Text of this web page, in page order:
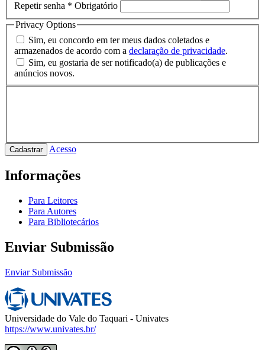
Repetir senha * Obrigatório
Privacy Options
armazenados de acordo com a declaração de privacidade.
anúncios novos.
Cadastrar Acesso
Informações
Para Leitores
Para Autores
Para Bibliotecários
Enviar Submissão
Enviar Submissão
Universidade do Vale do Taquari - Univates
https://www.univates.br/